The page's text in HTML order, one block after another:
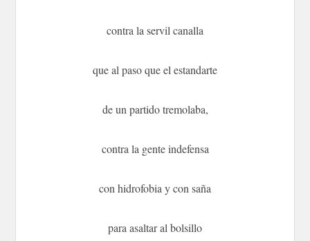
contra la servil canalla
que al paso que el estandarte
de un partido tremolaba,
contra la gente indefensa
con hidrofobia y con saña
para asaltar al bolsillo